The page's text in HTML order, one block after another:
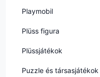
Playmobil
Plüss figura
Plüssjátékok
Puzzle és társasjátékok